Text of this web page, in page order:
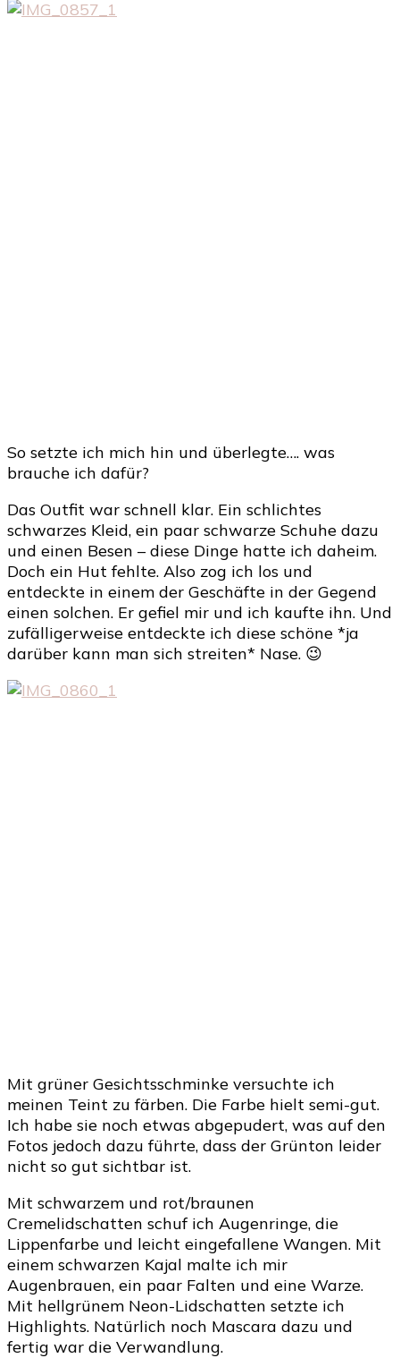
So setzte ich mich hin und überlegte…. was
brauche ich dafür?
Das Outfit war schnell klar. Ein schlichtes
schwarzes Kleid, ein paar schwarze Schuhe dazu
und einen Besen – diese Dinge hatte ich daheim.
Doch ein Hut fehlte. Also zog ich los und
entdeckte in einem der Geschäfte in der Gegend
einen solchen. Er gefiel mir und ich kaufte ihn. Und
zufälligerweise entdeckte ich diese schöne *ja
darüber kann man sich streiten* Nase. 😉
Mit grüner Gesichtsschminke versuchte ich
meinen Teint zu färben. Die Farbe hielt semi-gut.
Ich habe sie noch etwas abgepudert, was auf den
Fotos jedoch dazu führte, dass der Grünton leider
nicht so gut sichtbar ist.
Mit schwarzem und rot/braunen
Cremelidschatten schuf ich Augenringe, die
Lippenfarbe und leicht eingefallene Wangen. Mit
einem schwarzen Kajal malte ich mir
Augenbrauen, ein paar Falten und eine Warze.
Mit hellgrünem Neon-Lidschatten setzte ich
Highlights. Natürlich noch Mascara dazu und
fertig war die Verwandlung.